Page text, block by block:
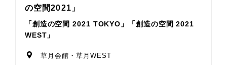
の空間2021」
「創造の空間 2021 TOKYO」「創造の空間 2021
WEST」
草月会館・草月WEST